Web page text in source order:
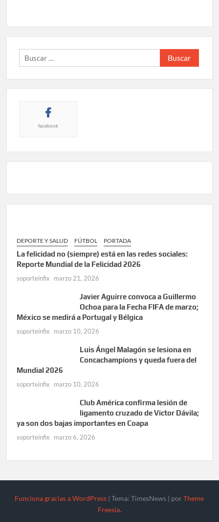
Buscar:
facebook
DEPORTE Y SALUD FÚTBOL PORTADA
La felicidad no (siempre) está en las redes sociales:
Reporte Mundial de la Felicidad 2026
soporteinfix marzo 21, 2026
Javier Aguirre convoca a Guillermo
Ochoa para la Fecha FIFA de marzo;
México se medirá a Portugal y Bélgica
soporteinfix marzo 10, 2026
Luis Ángel Malagón se lesiona en
Concachampions y queda fuera del
Mundial 2026
soporteinfix marzo 10, 2026
Club América confirma lesión de
ligamento cruzado de Victor Dávila;
ya son dos bajas importantes en Coapa
soporteinfix marzo 6, 2026
Funciona gracias a WordPress |Tema: TimesNews | porTheme
Freesia.